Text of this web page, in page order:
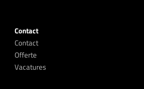
Contact
Contact
Offerte
Vacatures